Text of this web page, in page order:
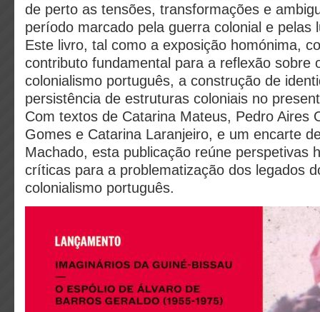
de perto as tensões, transformações e
período marcado pela guerra colonial e pelas
Este livro, tal como a exposição homónima,
contributo fundamental para a reflexão sobre
colonialismo português, a construção de
persistência de estruturas coloniais no
Com textos de Catarina Mateus, Pedro Aires
Gomes e Catarina Laranjeiro, e um encarte
Machado, esta publicação reúne perspetivas
críticas para a problematização dos legados
colonialismo português.